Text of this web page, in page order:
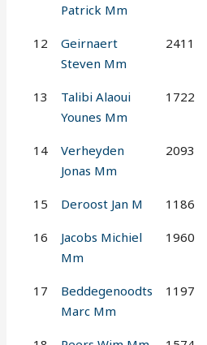
Patrick Mm
12
Geirnaert
Steven Mm
2411
13
Talibi Alaoui
Younes Mm
1722
14
Verheyden
Jonas Mm
2093
15 Deroost Jan M 1186
16
Jacobs Michiel
Mm
1960
17
Beddegenoodts
Marc Mm
1197